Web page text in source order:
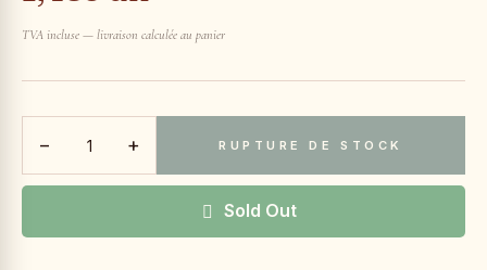
TVA incluse — livraison calculée au panier
− + RUPTURE DE STOCK
Sold Out